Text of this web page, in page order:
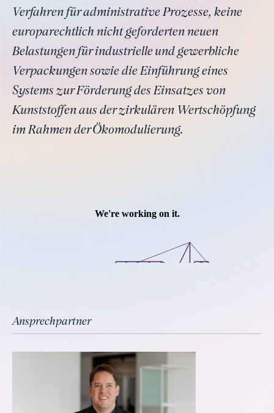
Verfahren für administrative Prozesse, keine
europarechtlich nicht geforderten neuen
Belastungen für industrielle und gewerbliche
Verpackungen sowie die Einführung eines
Systems zur Förderung des Einsatzes von
Kunststoffen aus der zirkulären Wertschöpfung
im Rahmen der Ökomodulierung.
Ansprechpartner